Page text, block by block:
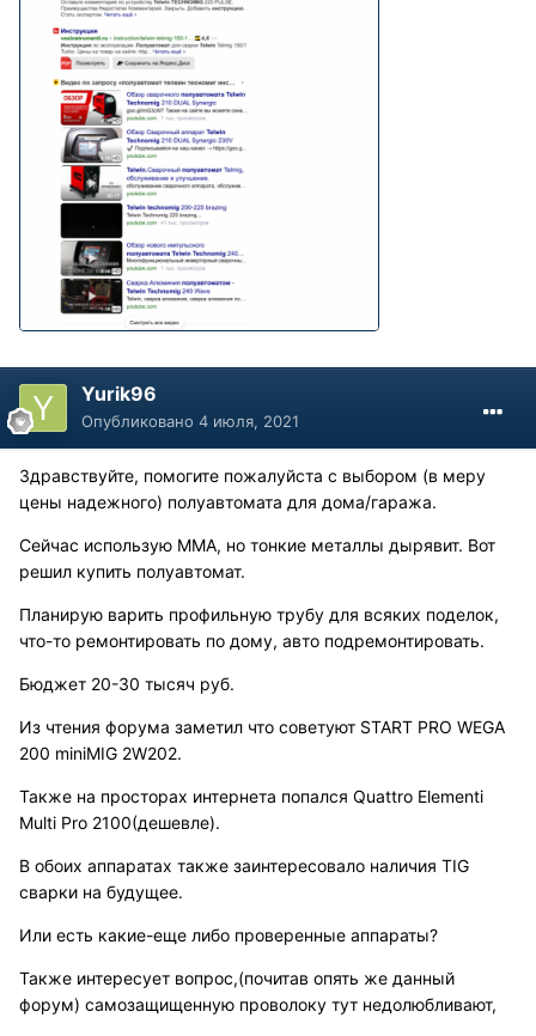
Yurik96
Опубликовано 4 июля, 2021
Здравствуйте, помогите пожалуйста с выбором (в меру
цены надежного) полуавтомата для дома/гаража.
Сейчас использую MMA, но тонкие металлы дырявит. Вот
решил купить полуавтомат.
Планирую варить профильную трубу для всяких поделок,
что-то ремонтировать по дому, авто подремонтировать.
Бюджет 20-30 тысяч руб.
Из чтения форума заметил что советуют START PRO WEGA
200 miniMIG 2W202.
Также на просторах интернета попался Quattro Elementi
Multi Pro 2100(дешевле).
В обоих аппаратах также заинтересовало наличия TIG
сварки на будущее.
Или есть какие-еще либо проверенные аппараты?
Также интересует вопрос,(почитав опять же данный
форум) самозащищенную проволоку тут недолюбливают,